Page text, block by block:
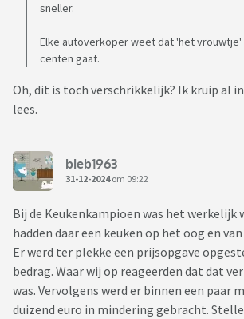
sneller.
Elke autoverkoper weet dat 'het
centen gaat.
Oh, dit is toch verschrikkelijk? Ik kruip al
lees.
bieb1963
31-12-2024om 09:22
Bij de Keukenkampioen was het werkelijk
hadden daar een keuken op het oog en
Er werd ter plekke een prijsopgave
bedrag. Waar wij op reageerden dat dat
was. Vervolgens werd er binnen een paar
duizend euro in mindering gebracht.